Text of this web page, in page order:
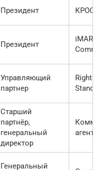
Президент КРОС
Президент
iMARS
Управляющий
партнер
Rights
Старший
партнёр,
генеральный
директор
Генеральный